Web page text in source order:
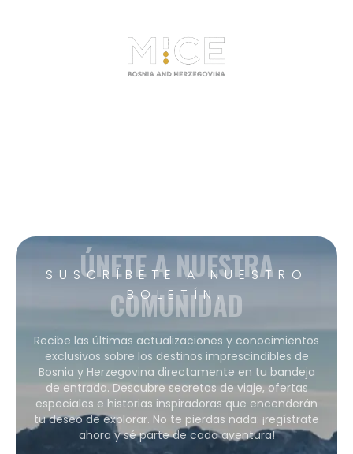
SUSCRÍBETE A NUESTRO
BOLETÍN.
ÚNETE A NUESTRA
COMUNIDAD
Recibe las últimas actualizaciones y conocimientos
exclusivos sobre los destinos imprescindibles de
Bosnia y Herzegovina directamente en tu bandeja
de entrada. Descubre secretos de viaje, ofertas
especiales e historias inspiradoras que encenderán
tu deseo de explorar. No te pierdas nada: ¡regístrate
ahora y sé parte de cada aventura!